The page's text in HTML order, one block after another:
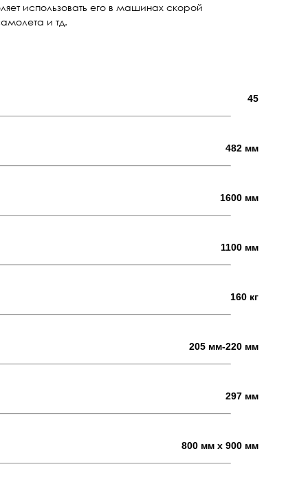
использовать его в машинах скорой
и тд.
45
482 мм
1600 мм
1100 мм
160 кг
205 мм-220 мм
297 мм
800 мм х 900 мм